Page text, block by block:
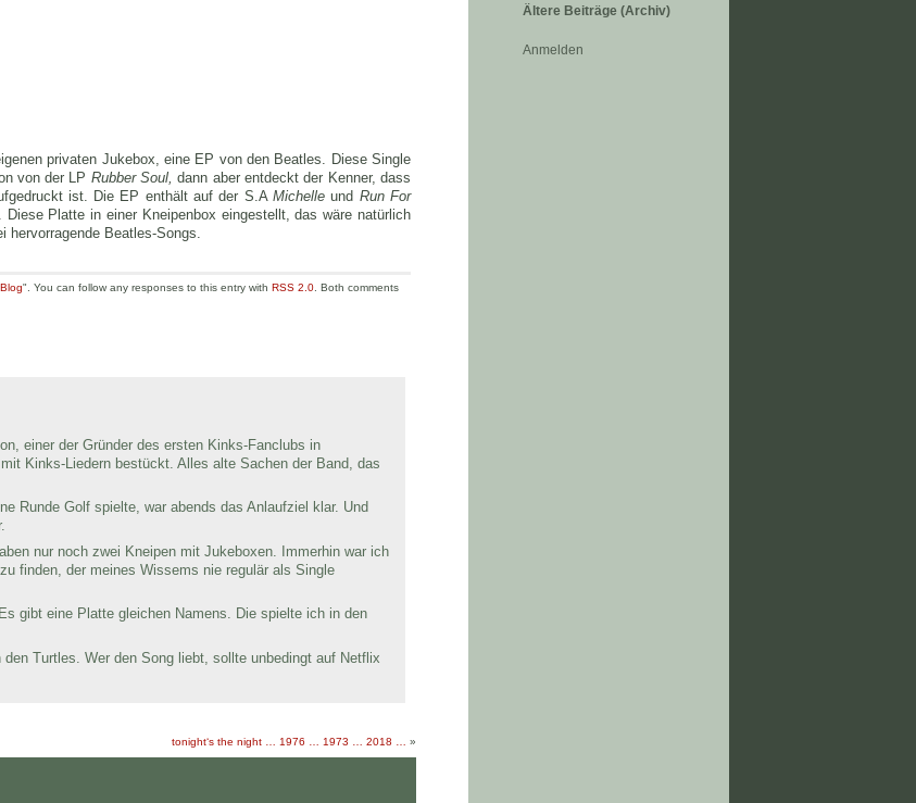
Ältere Beiträge (Archiv)
Anmelden
privaten Jukebox, eine EP von den Beatles. Diese Single
von der LP Rubber Soul, dann aber entdeckt der Kenner, dass
ist. Die EP enthält auf der S.AMichelleund Run For
Diese Platte in einer Kneipenbox eingestellt, das wäre natürlich
hervorragende Beatles-Songs.
Blog". You can follow any responses to this entry with RSS 2.0 . Both comments
einer der Gründer des ersten Kinks-Fanclubs in
Kinks-Liedern bestückt. Alles alte Sachen der Band, das
Runde Golf spielte, war abends das Anlaufziel klar. Und
nur noch zwei Kneipen mit Jukeboxen. Immerhin war ich
finden, der meines Wissems nie regulär als Single
gibt eine Platte gleichen Namens. Die spielte ich in den
Turtles. Wer den Song liebt, sollte unbedingt auf Netflix
tonight‘s the night … 1976 … 1973 … 2018 … »